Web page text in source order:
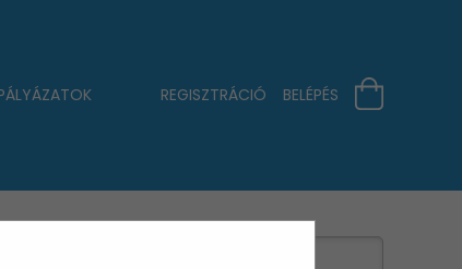
REGISZTRÁCIÓ BELÉPÉS